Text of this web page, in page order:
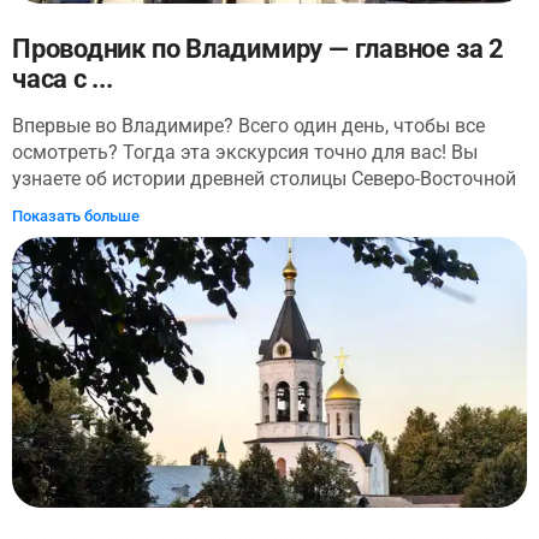
Проводник по Владимиру — главное за 2
часа с ...
Впервые во Владимире? Всего один день, чтобы все
осмотреть? Тогда эта экскурсия точно для вас! Вы
узнаете об истории древней столицы Северо-Восточной
Руси и осмотрите все ее главные
достопримечательности. Прогулка начнется у
автовокзала. Оттуда вы пройдете по улицам старого
города и осмотрите: Владимирский кремль, Успенский
собор, Соборную площадь — центральную площадь
города, Золотые ворота и многое другое. У вас будет
возможность запечатлеть Владимир с высоты птичьего
полета на смотровых площадках (а их на экскурсии
встретится две!). Вы узнаете, что связывает Александра
Невского и Владимир, пройдете по главной улице
города, на которой находится здание Больших торговых
рядов, где в 18 веке кипела торговля. Прогулка
Показать больше